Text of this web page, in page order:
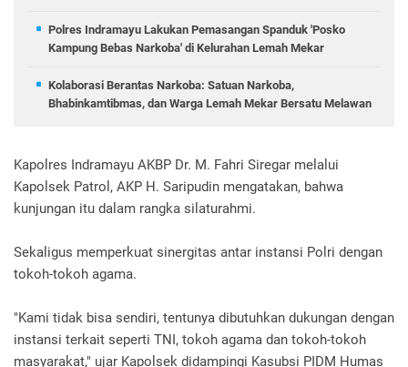
Polres Indramayu Lakukan Pemasangan Spanduk 'Posko
Kampung Bebas Narkoba' di Kelurahan Lemah Mekar
Kolaborasi Berantas Narkoba: Satuan Narkoba,
Bhabinkamtibmas, dan Warga Lemah Mekar Bersatu Melawan
Kapolres Indramayu AKBP Dr. M. Fahri Siregar melalui
Kapolsek Patrol, AKP H. Saripudin mengatakan, bahwa
kunjungan itu dalam rangka silaturahmi.
Sekaligus memperkuat sinergitas antar instansi Polri dengan
tokoh-tokoh agama.
"Kami tidak bisa sendiri, tentunya dibutuhkan dukungan dengan
instansi terkait seperti TNI, tokoh agama dan tokoh-tokoh
masyarakat," ujar Kapolsek didampingi Kasubsi PIDM Humas